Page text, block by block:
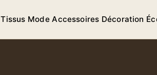
Tissus Mode Accessoires Décoration